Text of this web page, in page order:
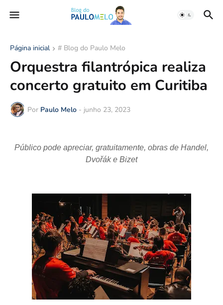
Página inicial # Blog do Paulo Melo
Orquestra filantrópica realiza
concerto gratuito em Curitiba
Por Paulo Melo - junho 23, 2023
Público pode apreciar, gratuitamente, obras de Handel,
Dvořák e Bizet